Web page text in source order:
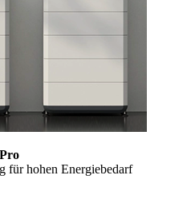
für hohen Energiebedarf